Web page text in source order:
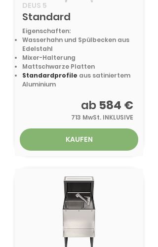
DEUS 5
Standard
Eigenschaften:
Wasserhahn und Spülbecken aus
Edelstahl
Mixer-Halterung
Mattschwarze Platten
Standardprofile aus satiniertem
Aluminium
ab 584 €
713 MwSt. INKLUSIVE
KAUFEN